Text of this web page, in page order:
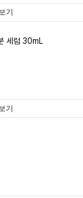
기
세럼 30mL
기